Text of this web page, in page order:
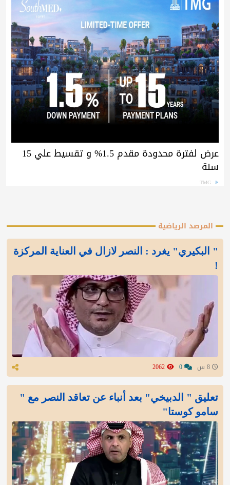
عرض لفترة محدودة مقدم 1.5% و تقسيط علي 15
سنة
TMG
المرصد الرياضية
" البكيري" يغرد : النصر لازال في العناية المركزة
!
تعليق " الدبيخي" بعد أنباء عن تعاقد النصر مع "
سامو كوستا"